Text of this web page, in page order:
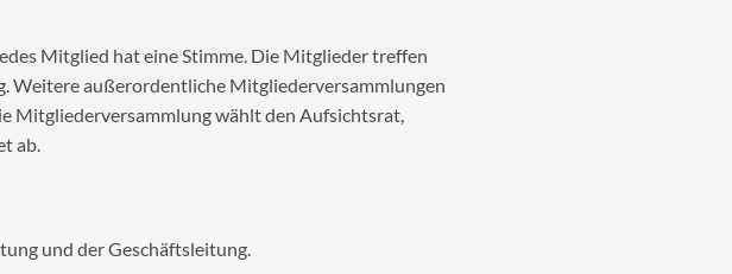
Mitglied hat eine Stimme. Die Mitglieder treffen
Weitere außerordentliche Mitgliederversammlungen
Mitgliederversammlung wählt den Aufsichtsrat,
ab.
und der Geschäftsleitung.